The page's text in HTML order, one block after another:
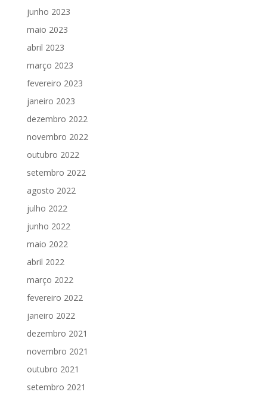
junho 2023
maio 2023
abril 2023
março 2023
fevereiro 2023
janeiro 2023
dezembro 2022
novembro 2022
outubro 2022
setembro 2022
agosto 2022
julho 2022
junho 2022
maio 2022
abril 2022
março 2022
fevereiro 2022
janeiro 2022
dezembro 2021
novembro 2021
outubro 2021
setembro 2021